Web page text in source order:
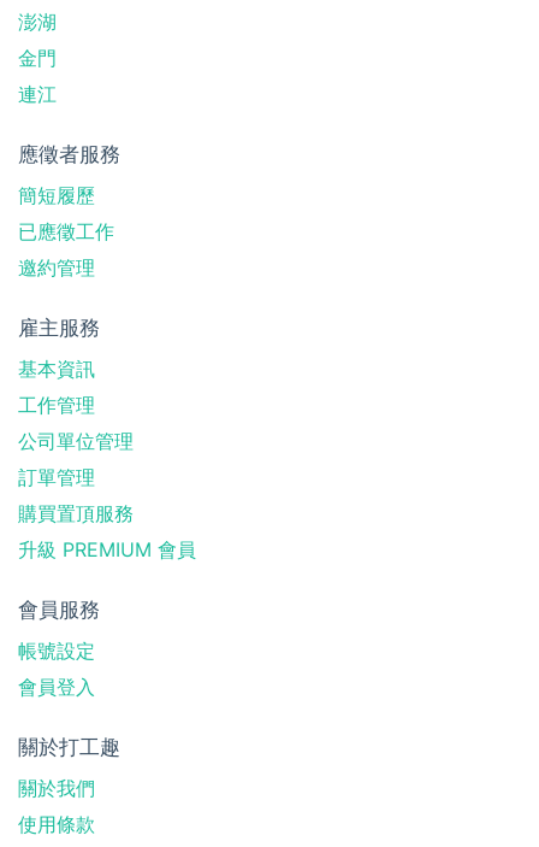
澎湖
金門
連江
應徵者服務
簡短履歷
已應徵工作
邀約管理
雇主服務
基本資訊
工作管理
公司單位管理
訂單管理
購買置頂服務
升級 PREMIUM 會員
會員服務
帳號設定
會員登入
關於打工趣
關於我們
使用條款